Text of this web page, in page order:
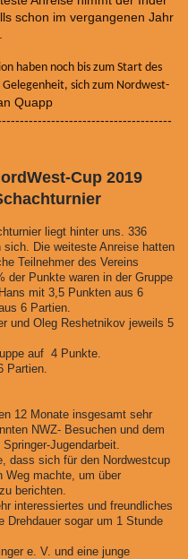
schon im vergangenen Jahr
haben noch bis zum Start des
sich zum Nordwest-
Quapp
Cup 2019
liegt hinter uns. 336
sich. Die weiteste Anreise hatten
Teilnehmer des Vereins
der Punkte waren in der Gruppe
mit 3,5 Punkten aus 6
6 Partien.
und Oleg Reshetnikov jeweils 5
auf 4 Punkte.
Partien.
12 Monate insgesamt sehr
NWZ- Besuchen und dem
Jugendarbeit.
dass sich für den Nordwestcup
Weg machte, um über
berichten.
interessiertes und freundliches
Drehdauer sogar um 1 Stunde
e. V. und eine junge